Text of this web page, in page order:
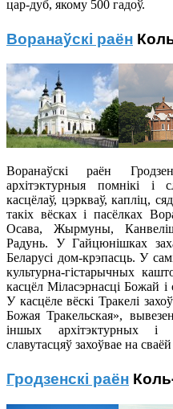
цар-дуб, якому 500 гадоў.
Воранаўскі раён
Воранаўскі раён
архітэктурныя помнікі і
касцёлаў, цэркваў, капліц,
такіх вёсках і пасёлках
Осава, Жырмуны,
Радунь. У Гайцюнішках
Беларусі дом-крэпасць. У
культурна-гістарычных
касцёл Міласэрнасці Божай і
У касцёле вёскі Тракелі
Божая Тракельская»,
іншых архітэктурных і
славутасцяў захоўвае на
Гродзенскі раён